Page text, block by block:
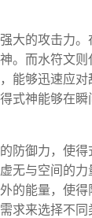
大的攻击力
。而水符文
能够迅速应
式神能够在
防御力，使
无与空间的
的能量，使
求来选择不同